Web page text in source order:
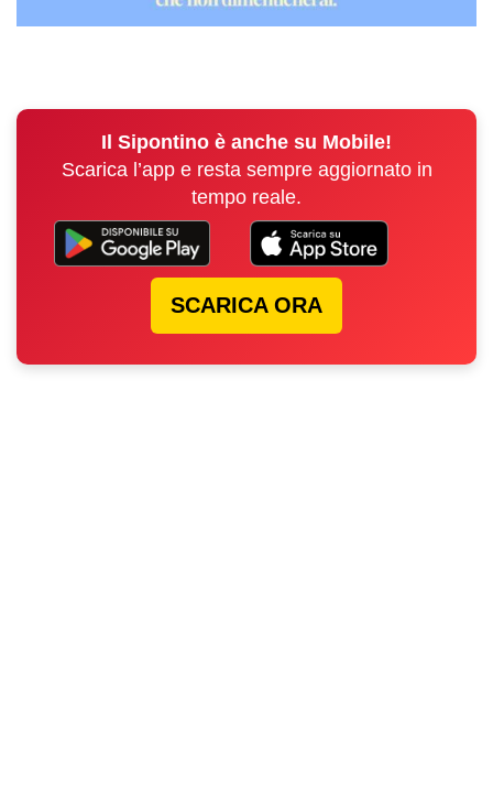
Il Sipontino è anche su Mobile!
Scarica l’app e resta sempre aggiornato in
tempo reale.
SCARICA ORA